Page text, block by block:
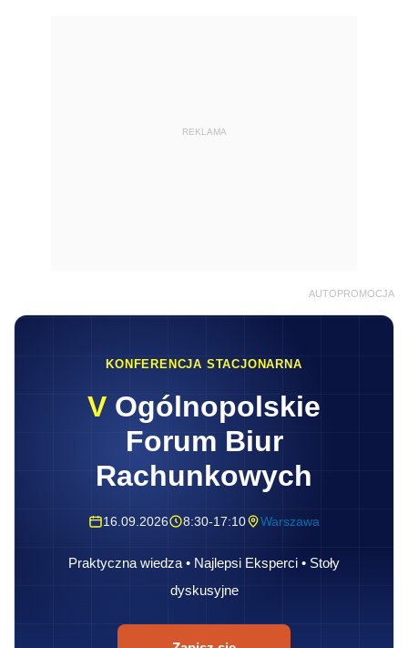
REKLAMA
AUTOPROMOCJA
KONFERENCJA STACJONARNA
V Ogólnopolskie
Forum Biur
Rachunkowych
16.09.2026 8:30-17:10 Warszawa
Praktyczna wiedza • Najlepsi Eksperci • Stoły
dyskusyjne